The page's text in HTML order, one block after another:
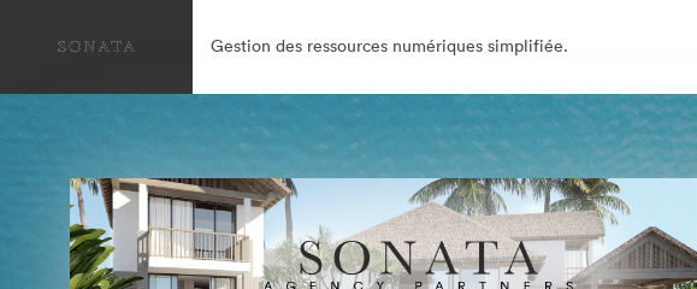
Gestion des ressources numériques simplifiée.